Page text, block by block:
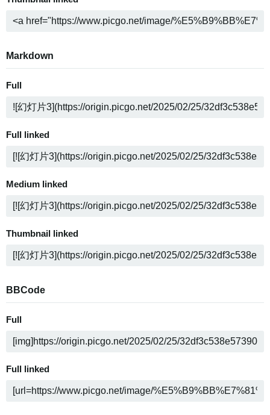
Markdown
Full
Full linked
Medium linked
Thumbnail linked
BBCode
Full
Full linked